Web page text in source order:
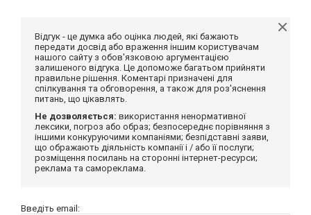
Відгук - це думка або оцінка людей, які бажають
передати досвід або враження іншим користувачам
нашого сайту з обов'язковою аргументацією
залишеного відгука. Це допоможе багатьом прийняти
правильне рішення. Коментарі призначені для
спілкування та обговорення, а також для роз'яснення
питань, що цікавлять.
Не дозволяється: використання ненормативної
лексики, погроз або образ; безпосереднє порівняння з
іншими конкуруючими компаніями; безпідставні заяви,
що ображають діяльність компанії і / або її послуги;
розміщення посилань на сторонні інтернет-ресурси;
реклама та самореклама.
Введіть email: